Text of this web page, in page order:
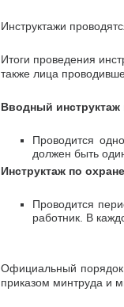
Инструктажи
Итоги проведения
также лица
Вводный инструктаж
Проводится
должен быть
Инструктаж по
Проводится
работник. В
Официальный порядок
приказом минтруда и